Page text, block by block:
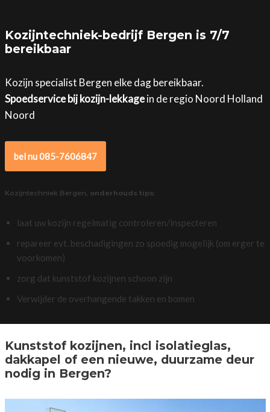
Kozijntechniek-bedrijf Bergen is 7/7
bereikbaar
Kozijn specialist Bergen elke dag bereikbaar.
Spoedservice bij kozijn-lekkagein de regio Noord Holland
Noord
bel nu 085-7606847
Kozijntechniek Bergen, onderhouds tips:
laat uw kozijn regelmatig controleren/inspecteren
repareer evt. beschadigingen zo spoedig mogelijk (om erger te
voorkomen)
zorg dat kunststof kozijnen schoon zijn
Verwijder de overhangende takken en bomen
Kunststof kozijnen, incl isolatieglas,
dakkapel of een nieuwe, duurzame deur
nodig in Bergen?